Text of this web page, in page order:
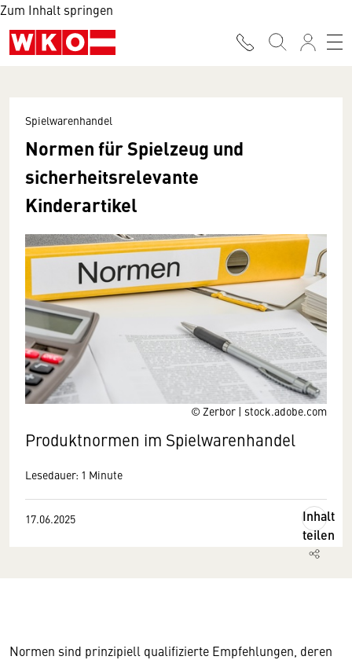
Zum Inhalt springen
© Zerbor | stock.adobe.com
Spielwarenhandel
Normen für Spielzeug und
sicherheitsrelevante
Kinderartikel
Produktnormen im Spielwarenhandel
Lesedauer: 1 Minute
17.06.2025
Inhalt
teilen
Normen sind prinzipiell qualifizierte Empfehlungen, deren